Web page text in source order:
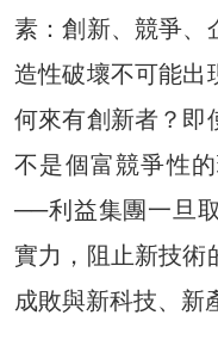
素：創新、競爭、
造性破壞不可能出
何來有創新者？即
不是個富競爭性
──利益集團一旦
實力，阻止新技術
成敗與新科技、新